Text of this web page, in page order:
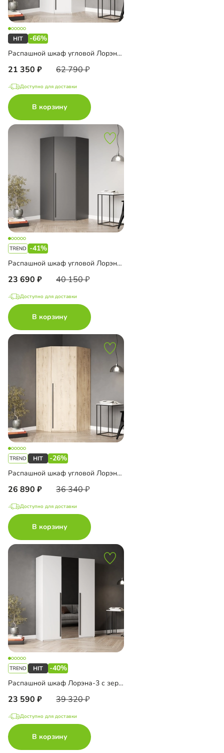
-66%
Распашной шкаф угловой Лорэна-800
21 350 62 790
Доступно для доставки
В корзину
-41%
Распашной шкаф угловой Лорэна-900
23 690 40 150
Доступно для доставки
В корзину
-26%
Распашной шкаф угловой Лорэна-1000
26 890 36 340
Доступно для доставки
В корзину
-40%
Распашной шкаф Лорэна-3 с зеркалом
23 590 39 320
Доступно для доставки
В корзину